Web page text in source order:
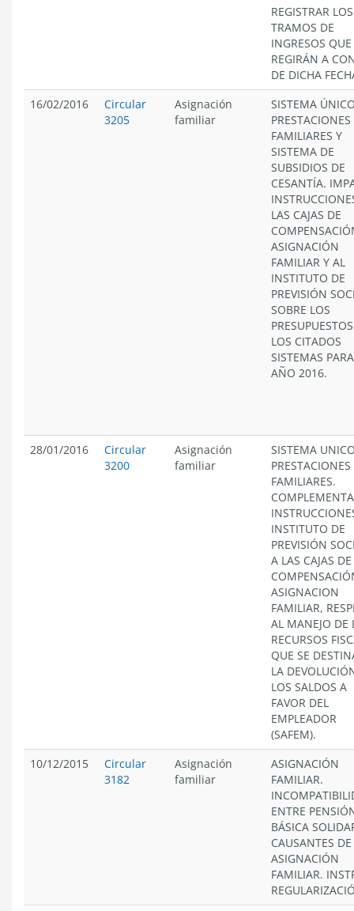
REGISTRAR LOS
TRAMOS DE
INGRESOS QUE
REGIRÁN A
DE DICHA
16/02/2016
Circular
3205
Asignación
familiar
SISTEMA
PRESTACIONES
FAMILIARES Y
SISTEMA DE
SUBSIDIOS DE
CESANTÍA.
LAS CAJAS DE
ASIGNACIÓN
FAMILIAR Y AL
INSTITUTO DE
PREVISIÓN
SOBRE LOS
LOS CITADOS
SISTEMAS
AÑO 2016.
28/01/2016
Circular
3200
Asignación
familiar
SISTEMA
PRESTACIONES
FAMILIARES.
COMPLEMENTA
INSTITUTO DE
PREVISIÓN
A LAS CAJAS DE
ASIGNACION
FAMILIAR,
AL MANEJO DE
RECURSOS
QUE SE
LA
LOS SALDOS A
FAVOR DEL
EMPLEADOR
(SAFEM).
10/12/2015
Circular
3182
Asignación
familiar
ASIGNACIÓN
FAMILIAR.
ENTRE
BÁSICA
CAUSANTES DE
ASIGNACIÓN
FAMILIAR.